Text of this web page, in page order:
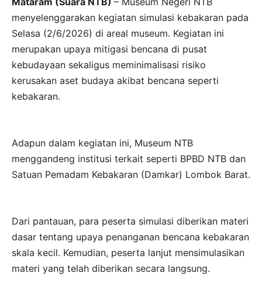
menyelenggarakan kegiatan simulasi kebakaran pada
Selasa (2/6/2026) di areal museum. Kegiatan ini
merupakan upaya mitigasi bencana di pusat
kebudayaan sekaligus meminimalisasi risiko
kerusakan aset budaya akibat bencana seperti
kebakaran.
Adapun dalam kegiatan ini, Museum NTB
menggandeng institusi terkait seperti BPBD NTB dan
Satuan Pemadam Kebakaran (Damkar) Lombok Barat.
Dari pantauan, para peserta simulasi diberikan materi
dasar tentang upaya penanganan bencana kebakaran
skala kecil. Kemudian, peserta lanjut mensimulasikan
materi yang telah diberikan secara langsung.